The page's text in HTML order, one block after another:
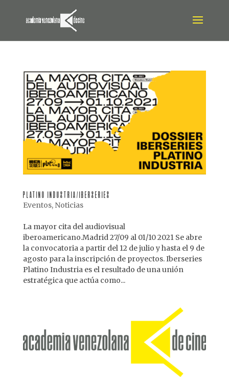
PLATINO INDUSTRIA/IBERSERIES
Eventos, Noticias
La mayor cita del audiovisual
iberoamericano.Madrid 27/09 al 01/10 2021 Se abre
la convocatoria a partir del 12 de julio y hasta el 9 de
agosto para la inscripción de proyectos. Iberseries
Platino Industria es el resultado de una unión
estratégica que actúa como...